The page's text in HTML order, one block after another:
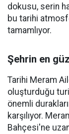
dokusu, serin
bu tarihi
tamamlıyor.
Şehrin en
Tarihi Meram
oluşturduğu
önemli
karşılıyor.
Bahçesi'ne